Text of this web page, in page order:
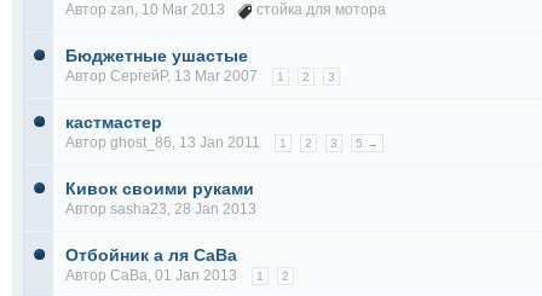
Автор zan, 10 Mar 2013 стойка для мотора
Бюджетные ушастые
Автор СергейР, 13 Mar 2007 1 2 3
кастмастер
Автор ghost_86, 13 Jan 2011 1 2 3 5 →
Кивок своими руками
Автор sasha23, 28 Jan 2013
Отбойник а ля СаВа
Автор СаВа, 01 Jan 2013 1 2